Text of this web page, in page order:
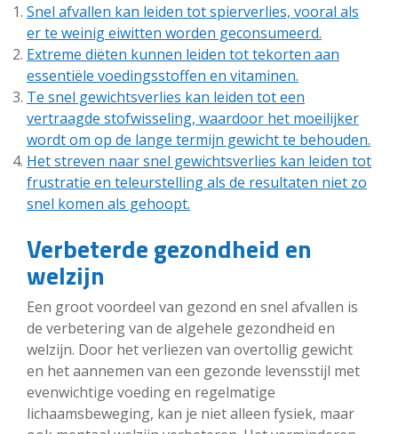
Snel afvallen kan leiden tot spierverlies, vooral als
er te weinig eiwitten worden geconsumeerd.
Extreme diëten kunnen leiden tot tekorten aan
essentiële voedingsstoffen en vitaminen.
Te snel gewichtsverlies kan leiden tot een
vertraagde stofwisseling, waardoor het moeilijker
wordt om op de lange termijn gewicht te behouden.
Het streven naar snel gewichtsverlies kan leiden tot
frustratie en teleurstelling als de resultaten niet zo
snel komen als gehoopt.
Verbeterde gezondheid en
welzijn
Een groot voordeel van gezond en snel afvallen is
de verbetering van de algehele gezondheid en
welzijn. Door het verliezen van overtollig gewicht
en het aannemen van een gezonde levensstijl met
evenwichtige voeding en regelmatige
lichaamsbeweging, kan je niet alleen fysiek, maar